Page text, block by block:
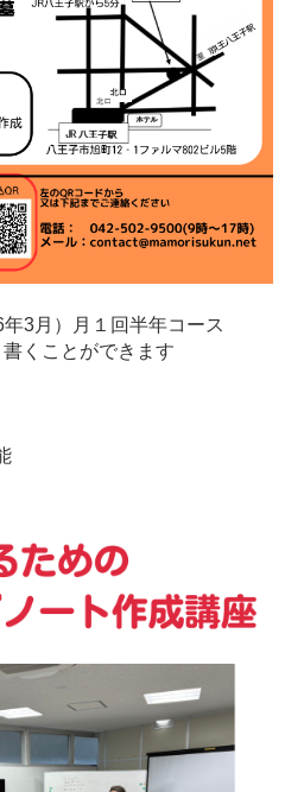
3月）月１回半年コース
くことができます